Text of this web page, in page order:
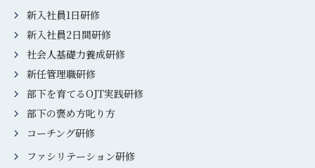
新入社員1日研修
新入社員2日間研修
社会人基礎力養成研修
新任管理職研修
部下を育てるOJT実践研修
部下の褒め方叱り方
コーチング研修
ファシリテーション研修